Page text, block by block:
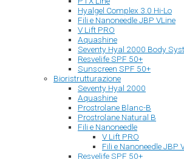
Hyalgel Complex 3.0 Hi-Lo
Fili e Nanoneedle JBP VLine
V Lift PRO
Aquashine
Seventy Hyal 2000 Body
Resvelife SPF 50+
Sunscreen SPF 50+
Bioristrutturazione
Seventy Hyal 2000
Aquashine
Prostrolane Blanc-B
Prostrolane Natural B
Fili e Nanoneedle
V Lift PRO
Fili e Nanoneedle JBP
Resvelife SPF 50+